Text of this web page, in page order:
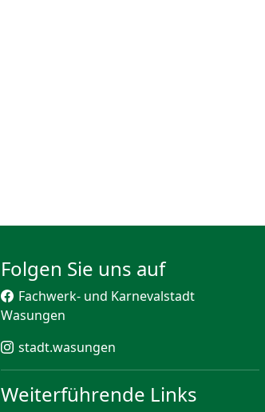
Folgen Sie uns auf
Fachwerk- und Karnevalstadt
Wasungen
stadt.wasungen
Weiterführende Links